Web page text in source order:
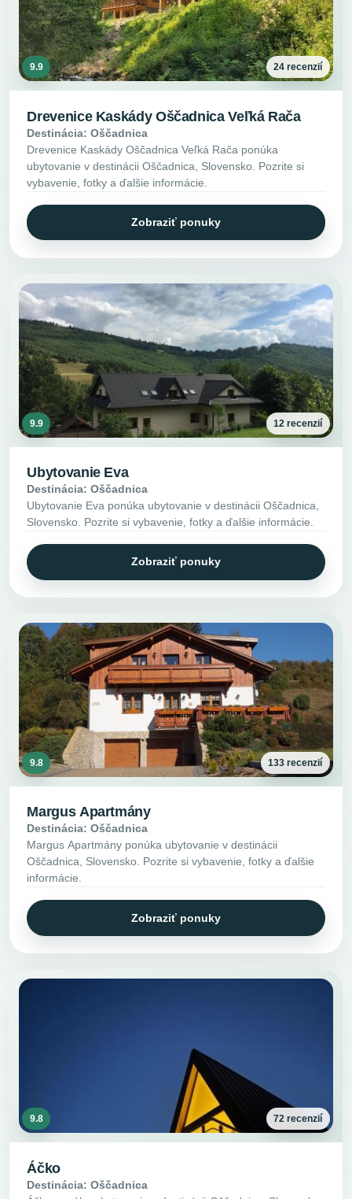
9.9 24 recenzií
Drevenice Kaskády Oščadnica Veľká Rača
Destinácia: Oščadnica
Drevenice Kaskády Oščadnica Veľká Rača ponúka
ubytovanie v destinácii Oščadnica, Slovensko. Pozrite si
vybavenie, fotky a ďalšie informácie.
Zobraziť ponuky
9.9 12 recenzií
Ubytovanie Eva
Destinácia: Oščadnica
Ubytovanie Eva ponúka ubytovanie v destinácii Oščadnica,
Slovensko. Pozrite si vybavenie, fotky a ďalšie informácie.
Zobraziť ponuky
9.8 133 recenzií
Margus Apartmány
Destinácia: Oščadnica
Margus Apartmány ponúka ubytovanie v destinácii
Oščadnica, Slovensko. Pozrite si vybavenie, fotky a ďalšie
informácie.
Zobraziť ponuky
9.8 72 recenzií
Áčko
Destinácia: Oščadnica